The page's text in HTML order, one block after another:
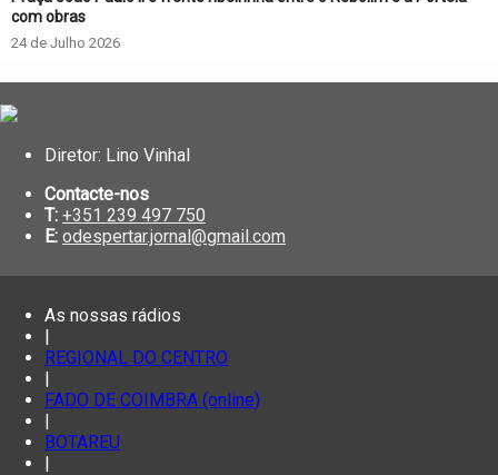
com obras
24 de Julho 2026
Diretor: Lino Vinhal
Contacte-nos
T: +351 239 497 750
E: odespertar.jornal@gmail.com
As nossas rádios
|
REGIONAL DO CENTRO
|
FADO DE COIMBRA (online)
|
BOTAREU
|